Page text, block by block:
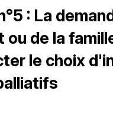
: La
ou de la
le choix